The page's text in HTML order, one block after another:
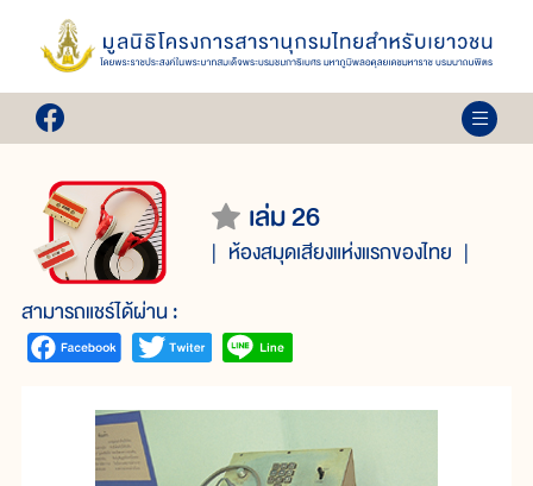
เล่ม 26
ห้องสมุดเสียงแห่งแรกของไทย
สามารถแชร์ได้ผ่าน :